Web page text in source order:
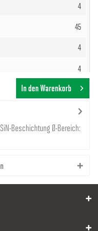
4
45
4
4
17,13 €
In den Warenkorb
Beschichtung Ø-Bereich: